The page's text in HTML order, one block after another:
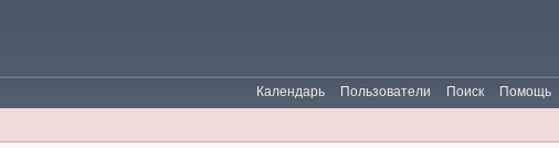
Помощь
Поиск
Пользователи
Календарь